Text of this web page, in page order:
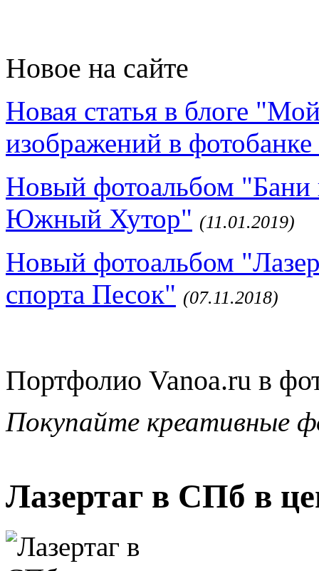
Новое на сайте
Новая статья в блоге
изображений в
Новый фотоальбом "Бани
Южный Хутор" (11.01.2019)
Новый фотоальбом
спорта Песок" (07.11.2018)
Портфолио Vanoa.ru в
Покупайте креативные
Лазертаг в СПб в